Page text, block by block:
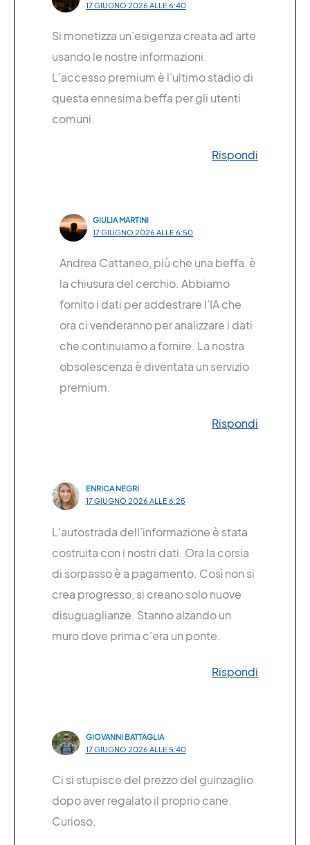
17 GIUGNO 2026 ALLE 6:40
Si monetizza un’esigenza creata ad arte
usando le nostre informazioni.
L’accesso premium è l’ultimo stadio di
questa ennesima beffa per gli utenti
comuni.
Rispondi
GIULIA MARTINI
17 GIUGNO 2026 ALLE 6:50
Andrea Cattaneo, più che una beffa, è
la chiusura del cerchio. Abbiamo
fornito i dati per addestrare l’IA che
ora ci venderanno per analizzare i dati
che continuiamo a fornire. La nostra
obsolescenza è diventata un servizio
premium.
Rispondi
ENRICA NEGRI
17 GIUGNO 2026 ALLE 6:25
L’autostrada dell’informazione è stata
costruita con i nostri dati. Ora la corsia
di sorpasso è a pagamento. Così non si
crea progresso, si creano solo nuove
disuguaglianze. Stanno alzando un
muro dove prima c’era un ponte.
Rispondi
GIOVANNI BATTAGLIA
17 GIUGNO 2026 ALLE 5:40
Ci si stupisce del prezzo del guinzaglio
dopo aver regalato il proprio cane.
Curioso.